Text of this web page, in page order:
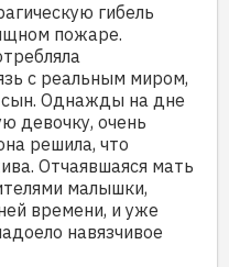
гибель
пожаре.
с реальным миром,
сын. Однажды на дне
девочку, очень
решила, что
Отчаявшаяся мать
малышки,
времени, и уже
навязчивое